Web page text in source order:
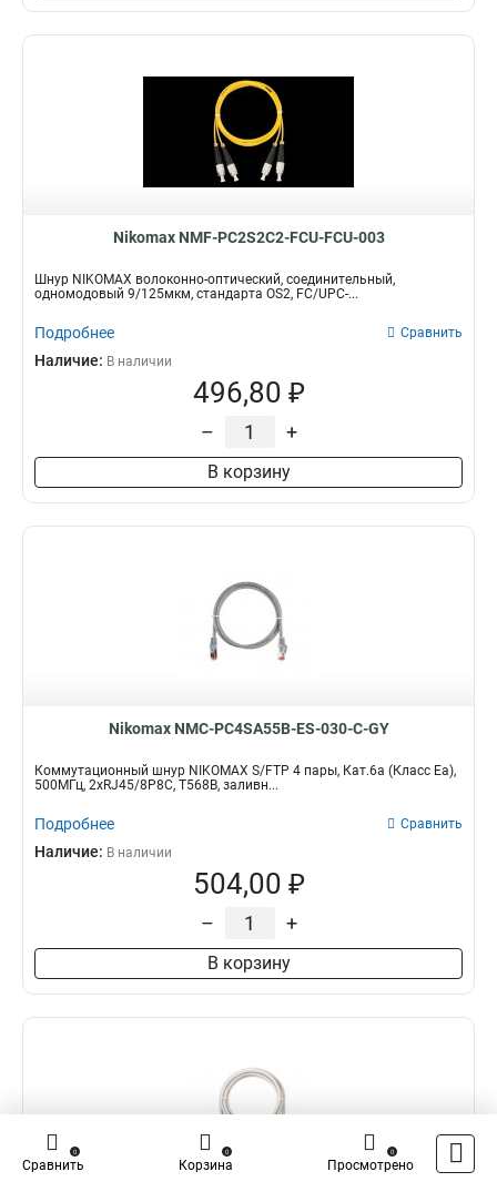
Nikomax NMF-PC2S2C2-FCU-FCU-003
Шнур NIKOMAX волоконно-оптический, соединительный,
одномодовый 9/125мкм, стандарта OS2, FC/UPC-...
Подробнее Сравнить
Наличие: В наличии
496,80 ₽
– +
В корзину
Nikomax NMC-PC4SA55B-ES-030-C-GY
Коммутационный шнур NIKOMAX S/FTP 4 пары, Кат.6a (Класс Ea),
500МГц, 2хRJ45/8P8C, T568B, заливн...
Подробнее Сравнить
Наличие: В наличии
504,00 ₽
– +
В корзину
Сравнить
0
Корзина
0
Просмотрено
0